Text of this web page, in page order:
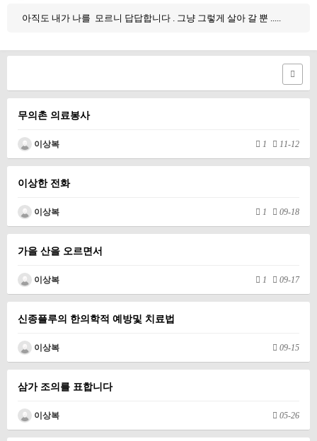
아직도 내가 나를 모르니 답답합니다 . 그냥 그렇게 살아 갈 뿐 .....
무의촌 의료봉사
이상복 1 11-12
이상한 전화
이상복 1 09-18
가을 산을 오르면서
이상복 1 09-17
신종플루의 한의학적 예방및 치료법
이상복 09-15
삼가 조의를 표합니다
이상복 05-26